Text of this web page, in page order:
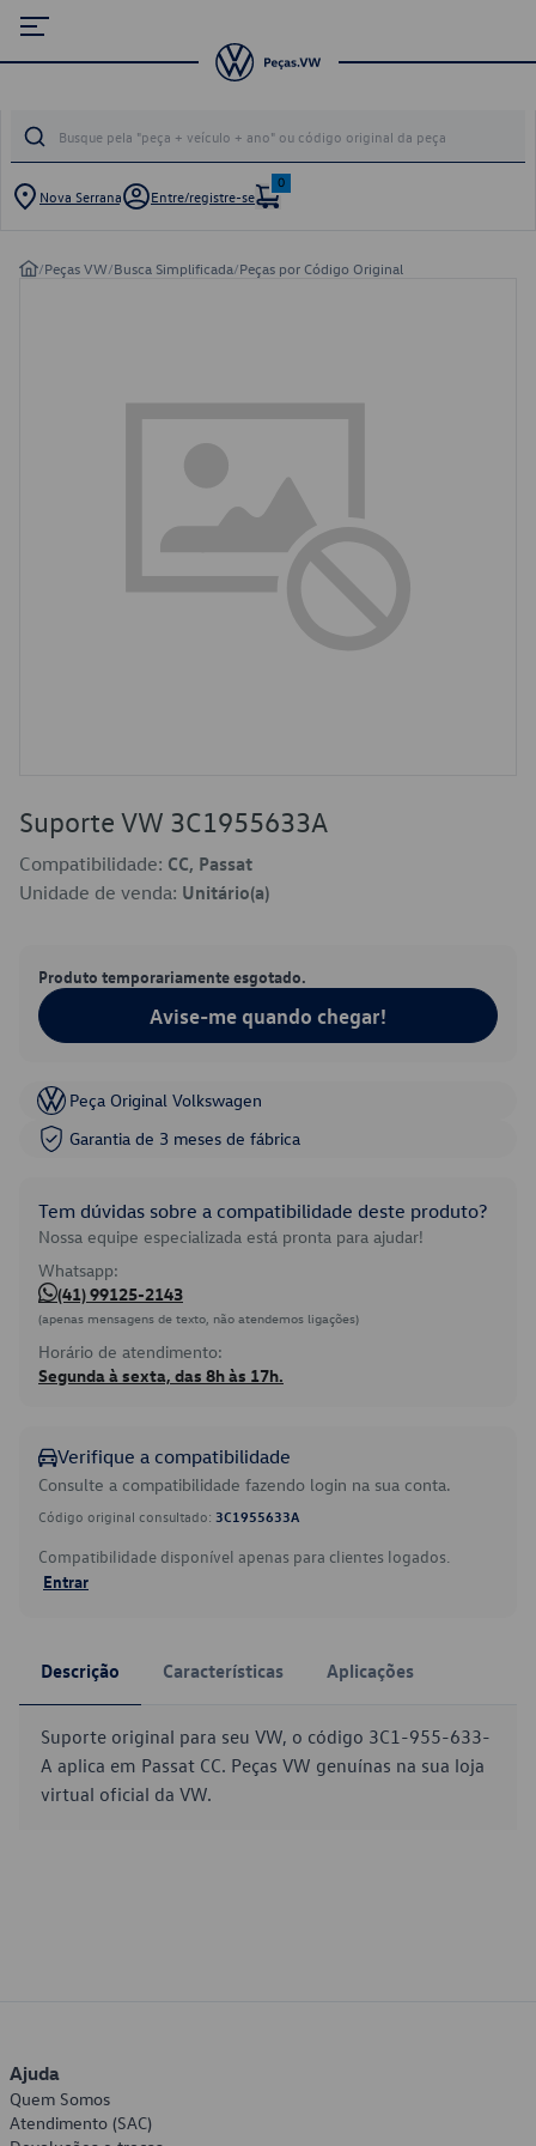
Nova Serrana Entre/registre-se
0
/Peças VW/Busca Simplificada/Peças por Código Original
Suporte VW 3C1955633A
Compatibilidade: CC, Passat
Unidade de venda: Unitário(a)
Produto temporariamente esgotado.
Avise-me quando chegar!
Peça Original Volkswagen
Garantia de 3 meses de fábrica
Tem dúvidas sobre a compatibilidade deste produto?
Nossa equipe especializada está pronta para ajudar!
Whatsapp:
(41) 99125-2143
(apenas mensagens de texto, não atendemos ligações)
Horário de atendimento:
Segunda à sexta, das 8h às 17h.
Verifique a compatibilidade
Consulte a compatibilidade fazendo login na sua conta.
Código original consultado: 3C1955633A
Compatibilidade disponível apenas para clientes logados.
Entrar
Descrição Características Aplicações
Suporte original para seu VW, o código 3C1-955-633-
A aplica em Passat CC. Peças VW genuínas na sua loja
virtual oficial da VW.
Ajuda
Quem Somos
Atendimento (SAC)